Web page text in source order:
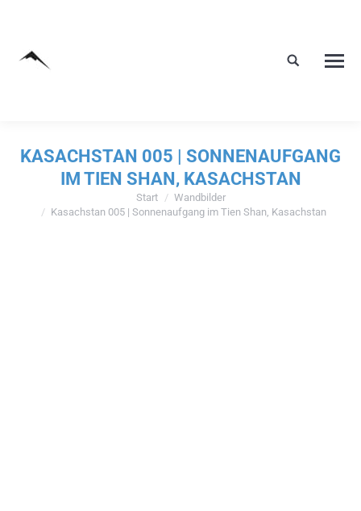
KASACHSTAN 005 | SONNENAUFGANG
IM TIEN SHAN, KASACHSTAN
Start
Wandbilder
Kasachstan 005 | Sonnenaufgang im Tien Shan, Kasachstan